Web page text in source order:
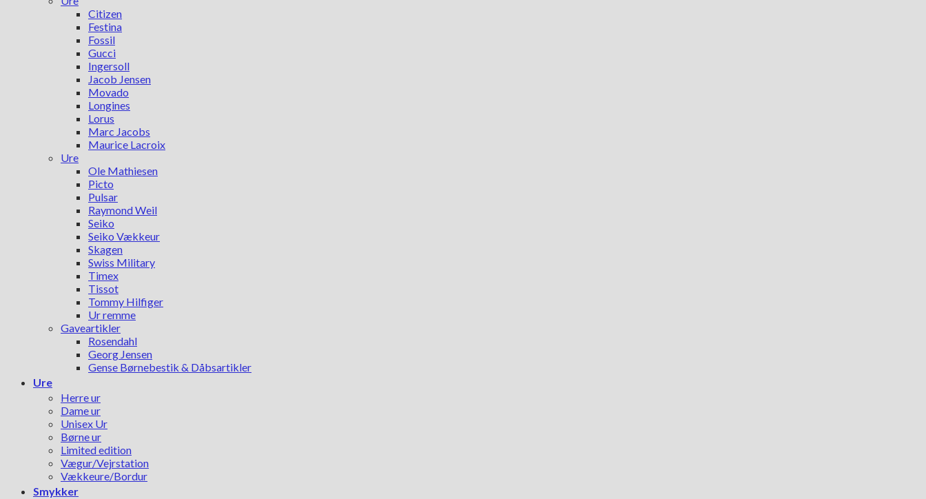
Citizen
Festina
Fossil
Gucci
Ingersoll
Jacob Jensen
Movado
Longines
Lorus
Marc Jacobs
Maurice Lacroix
Ure
Ole Mathiesen
Picto
Pulsar
Raymond Weil
Seiko
Seiko Vækkeur
Skagen
Swiss Military
Timex
Tissot
Tommy Hilfiger
Ur remme
Gaveartikler
Rosendahl
Georg Jensen
Gense Børnebestik & Dåbsartikler
Ure
Herre ur
Dame ur
Unisex Ur
Børne ur
Limited edition
Vægur/Vejrstation
Vækkeure/Bordur
Smykker